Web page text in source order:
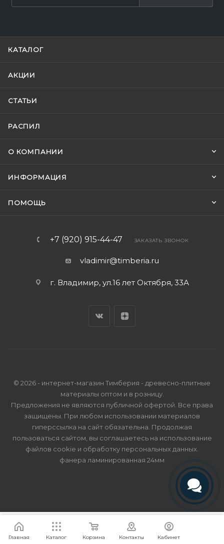
КАТАЛОГ
АКЦИИ
СТАТЬИ
РАСПИЛ
О КОМПАНИИ
ИНФОРМАЦИЯ
ПОМОЩЬ
+7 (920) 915-44-47 ЗАКАЗАТЬ ЗВОНОК
vladimir@timberia.ru
г. Владимир, ул.16 лет Октября, 33А
© 2026 - интернет-магазин Тимберия - древесно-плитные
материалы оптом и в розницу.
Предложения не являются публичной офертой. Все права
защищены. При любом использовании материалов
гиперссылка на сайт обязательна. Продолжая
пользоваться сайтом, вы соглашаетесь на использование
файлов cookie и обработку персональных данных
фанера ламинированная 24мм
Главная Каталог Корзина Контакты Кабинет
Мы используем файлы cookie. Подробнее Я согласен
Telegram